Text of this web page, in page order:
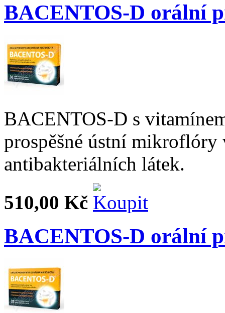
BACENTOS-D orální
BACENTOS-D s
prospěšné ústní
antibakteriálních látek.
510,00 Kč
BACENTOS-D orální